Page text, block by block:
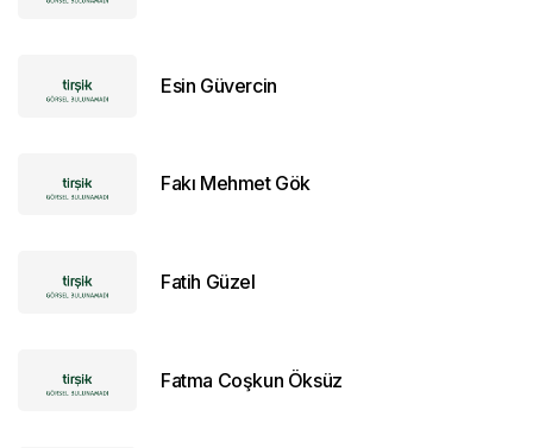
Esin Güvercin
Fakı Mehmet Gök
Fatih Güzel
Fatma Coşkun Öksüz